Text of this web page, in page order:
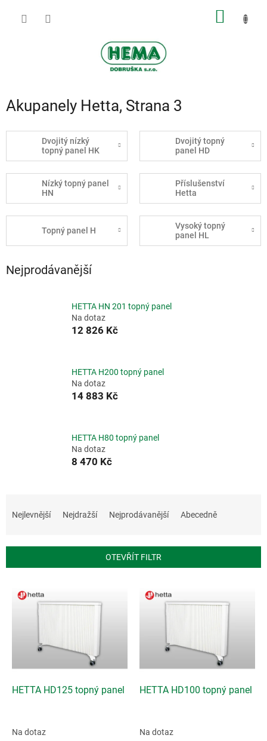
Akupanely Hetta, Strana 3
Dvojitý nízký
topný panel HK
Dvojitý topný
panel HD
Nízký topný panel
HN
Příslušenství
Hetta
Topný panel H
Vysoký topný
panel HL
Nejprodávanější
HETTA HN 201 topný panel
Na dotaz
12 826 Kč
HETTA H200 topný panel
Na dotaz
14 883 Kč
HETTA H80 topný panel
Na dotaz
8 470 Kč
í
Nejlevnější Nejdražší Nejprodávanější Abecedně
OTEVŘÍT FILTR
HETTA HD125 topný panel
Na dotaz
HETTA HD100 topný panel
Na dotaz